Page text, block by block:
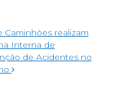
Caminhões realizam
Interna de
de Acidentes no